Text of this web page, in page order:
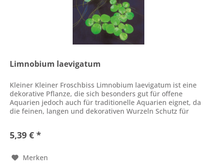
Limnobium laevigatum
Kleiner Kleiner Froschbiss Limnobium laevigatum ist eine
dekorative Pflanze, die sich besonders gut für offene
Aquarien jedoch auch für traditionelle Aquarien eignet, da
die feinen, langen und dekorativen Wurzeln Schutz für
5,39 € *
Merken